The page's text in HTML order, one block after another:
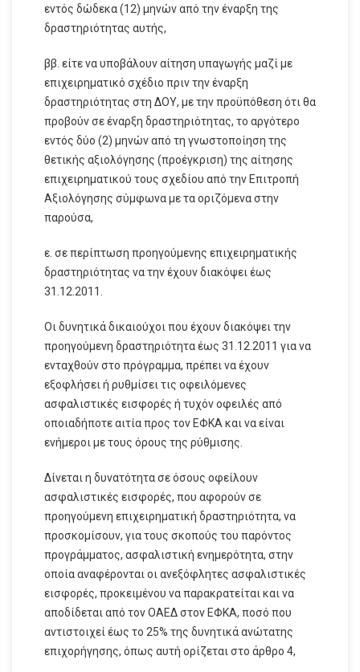
εντός δώδεκα (12) μηνών από την έναρξη της
δραστηριότητας αυτής,
ββ. είτε να υποβάλουν αίτηση υπαγωγής μαζί με
επιχειρηματικό σχέδιο πριν την έναρξη
δραστηριότητας στη ΔΟΥ, με την προϋπόθεση ότι θα
προβούν σε έναρξη δραστηριότητας, το αργότερο
εντός δύο (2) μηνών από τη γνωστοποίηση της
θετικής αξιολόγησης (προέγκριση) της αίτησης
επιχειρηματικού τους σχεδίου από την Επιτροπή
Αξιολόγησης σύμφωνα με τα οριζόμενα στην
παρούσα,
ε. σε περίπτωση προηγούμενης επιχειρηματικής
δραστηριότητας να την έχουν διακόψει έως
31.12.2011.
Οι δυνητικά δικαιούχοι που έχουν διακόψει την
προηγούμενη δραστηριότητα έως 31.12.2011 για να
ενταχθούν στο πρόγραμμα, πρέπει να έχουν
εξοφλήσει ή ρυθμίσει τις οφειλόμενες
ασφαλιστικές εισφορές ή τυχόν οφειλές από
οποιαδήποτε αιτία προς τον ΕΦΚΑ και να είναι
ενήμεροι με τους όρους της ρύθμισης.
Δίνεται η δυνατότητα σε όσους οφείλουν
ασφαλιστικές εισφορές, που αφορούν σε
προηγούμενη επιχειρηματική δραστηριότητα, να
προσκομίσουν, για τους σκοπούς του παρόντος
προγράμματος, ασφαλιστική ενημερότητα, στην
οποία αναφέρονται οι ανεξόφλητες ασφαλιστικές
εισφορές, προκειμένου να παρακρατείται και να
αποδίδεται από τον ΟΑΕΔ στον ΕΦΚΑ, ποσό που
αντιστοιχεί έως το 25% της δυνητικά ανώτατης
επιχορήγησης, όπως αυτή ορίζεται στο άρθρο 4,